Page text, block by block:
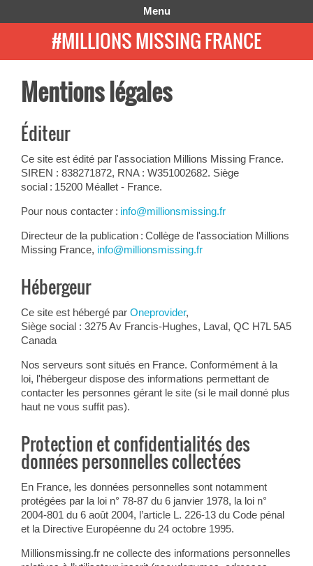
#MILLIONS MISSING FRANCE
Menu
Mentions légales
Éditeur
Ce site est édité par l'association Millions Missing France.
SIREN : 838271872, RNA : W351002682. Siège
social : 15200 Méallet - France.
Pour nous contacter : info@millionsmissing.fr
Directeur de la publication : Collège de l'association Millions
Missing France, info@millionsmissing.fr
Hébergeur
Ce site est hébergé par Oneprovider,
Siège social : 3275 Av Francis-Hughes, Laval, QC H7L 5A5
Canada
Nos serveurs sont situés en France. Conformément à la
loi, l'hébergeur dispose des informations permettant de
contacter les personnes gérant le site (si le mail donné plus
haut ne vous suffit pas).
Protection et confidentialités des
données personnelles collectées
En France, les données personnelles sont notamment
protégées par la loi n° 78-87 du 6 janvier 1978, la loi n°
2004-801 du 6 août 2004, l’article L. 226-13 du Code pénal
et la Directive Européenne du 24 octobre 1995.
Millionsmissing.fr ne collecte des informations personnelles